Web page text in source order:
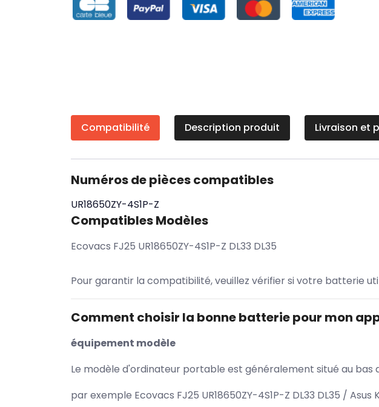
Compatibilité Description produit Livraison et
Numéros de pièces compatibles
UR18650ZY-4S1P-Z
Compatibles Modèles
Ecovacs FJ25 UR18650ZY-4S1P-Z DL33 DL35
Pour garantir la compatibilité, veuillez vérifier si votre batterie
Comment choisir la bonne batterie pour mon
équipement modèle
Le modèle d'ordinateur portable est généralement situé au
par exemple Ecovacs FJ25 UR18650ZY-4S1P-Z DL33 DL35 / Asus